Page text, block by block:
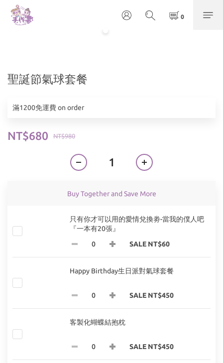
聖誕節氣球套餐
滿1200免運費 on order
NT$980
NT$680
Buy Together and Save More
只有你才可以用的愛情兌換劵-當我的僕人吧
『一本有20張』
SALE NT$60
Happy Birthday生日派對氣球套餐
SALE NT$450
客製化蝴蝶結抱枕
SALE NT$450